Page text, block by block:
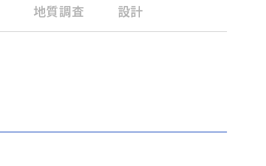
地質調査 設計